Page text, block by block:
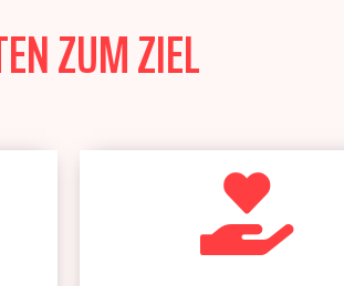
ZUM ZIEL